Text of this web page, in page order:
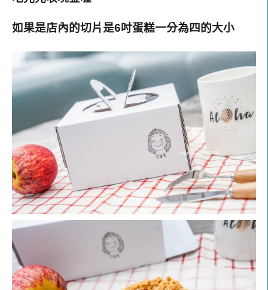
如果是店內的切片是6吋蛋糕一分為四的大小